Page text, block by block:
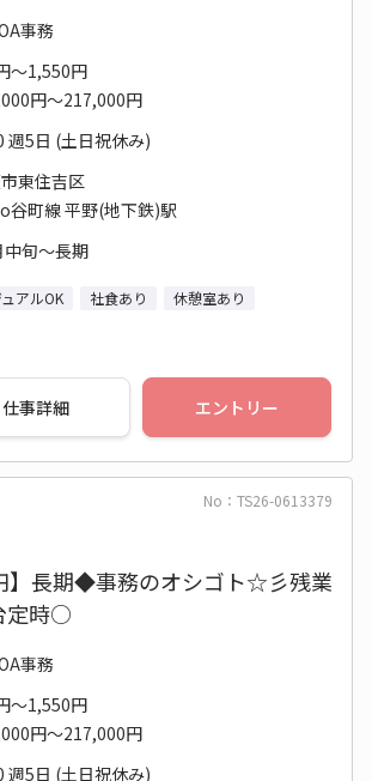
事務
～1,550円
円～217,000円
週5日 (土日祝休み)
東住吉区
谷町線 平野(地下鉄)駅
旬～長期
アルOK 社食あり
休憩室あり
仕事詳細 エントリー
No：TS26-0613379
】長期◆事務のオシゴト☆彡残業
定時○
事務
～1,550円
円～217,000円
週5日 (土日祝休み)